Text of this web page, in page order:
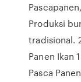
Produksi
tradisional.
Panen Ikan
Pasca